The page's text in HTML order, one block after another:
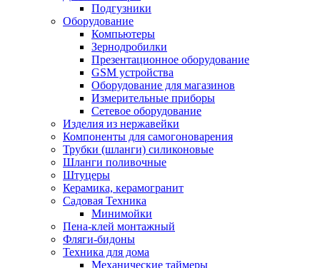
Подгузники
Оборудование
Компьютеры
Зернодробилки
Презентационное оборудование
GSM устройства
Оборудование для магазинов
Измерительные приборы
Сетевое оборудование
Изделия из нержавейки
Компоненты для самогоноварения
Трубки (шланги) силиконовые
Шланги поливочные
Штуцеры
Керамика, керамогранит
Садовая Техника
Минимойки
Пена-клей монтажный
Фляги-бидоны
Техника для дома
Механические таймеры